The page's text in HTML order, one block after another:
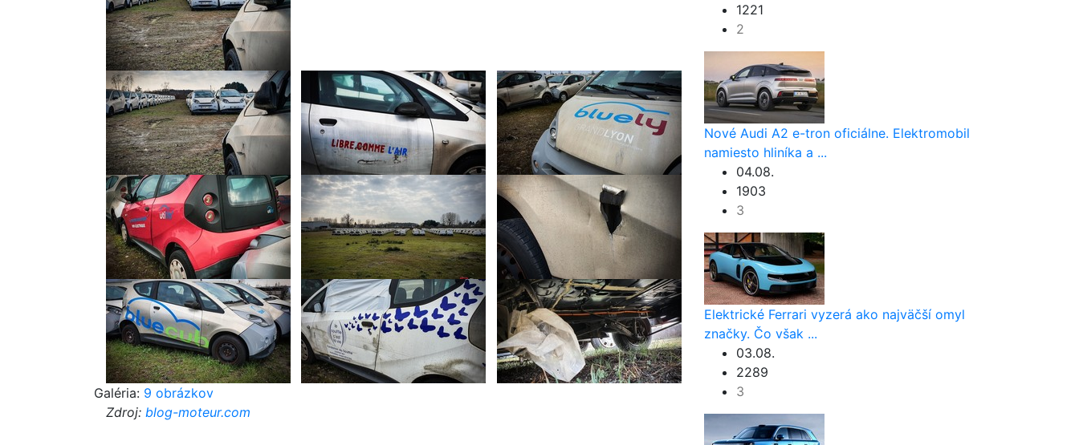
Galéria: 9 obrázkov
Zdroj: blog-moteur.com
1221
2
Nové Audi A2 e-tron oficiálne. Elektromobil
namiesto hliníka a ...
04.08.
1903
3
Elektrické Ferrari vyzerá ako najväčší omyl
značky. Čo však ...
03.08.
2289
3